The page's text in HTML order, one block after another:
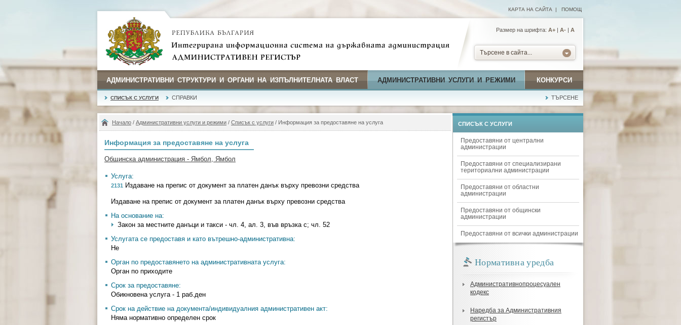
КАРТА НА САЙТА | ПОМОЩ
Размер на шрифта: А+ | A- | A
Търсене в сайта...
АДМИНИСТРАТИВНИ СТРУКТУРИ И ОРГАНИ НА ИЗПЪЛНИТЕЛНАТА ВЛАСТ АДМИНИСТРАТИВНИ УСЛУГИ И РЕЖИМИ КОНКУРСИ
СПИСЪК С УСЛУГИ СПРАВКИ ТЪРСЕНЕ
Начало / Административни услуги и режими / Списък с услуги / Информация за предоставяне на услуга
Информация за предоставяне на услуга
Общинска администрация - Ямбол, Ямбол
Услуга:
2131 Издаване на препис от документ за платен данък върху превозни средства
Издаване на препис от документ за платен данък върху превозни средства
На основание на:
Закон за местните данъци и такси - чл. 4, ал. 3, във връзка с; чл. 52
Услугата се предоставя и като вътрешно-административна:
Не
Орган по предоставянето на административната услуга:
Орган по приходите
Срок за предоставяне:
Обикновена услуга - 1 раб.ден
Срок на действие на документа/индивидуалния административен акт:
Няма нормативно определен срок
СПИСЪК С УСЛУГИ
Предоставяни от централни
администрации
Предоставяни от специализирани
териториални администрации
Предоставяни от областни
администрации
Предоставяни от общински
администрации
Предоставяни от всички администрации
Нормативна уредба
Административнопроцесуален
кодекс
Наредба за Административния
регистър